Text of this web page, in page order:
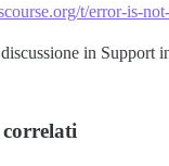
t/error-is-
in Support